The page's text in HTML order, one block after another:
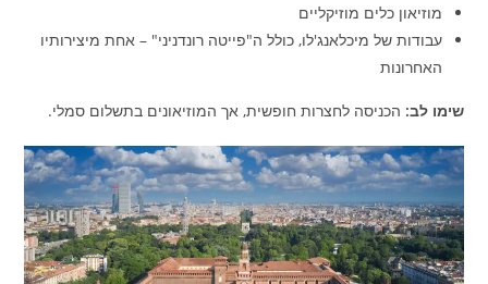
מוזיאון כלים מוזיקליים
עבודות של מיכלאנג'לו, כולל ה"פייטה רונדניני" – אחת מיצירותיו
האחרונות
שימו לב: הכניסה לחצרות חופשית, אך המוזיאונים בתשלום סמלי.